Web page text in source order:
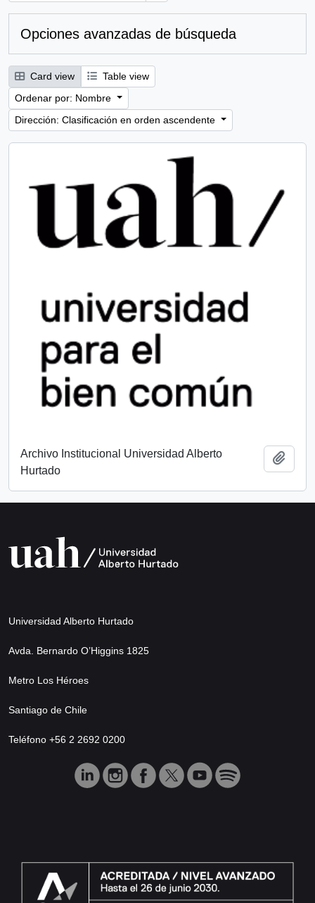
Opciones avanzadas de búsqueda
Card view
Table view
Ordenar por: Nombre
Dirección: Clasificación en orden ascendente
Archivo Institucional Universidad Alberto
Hurtado
Universidad Alberto Hurtado
Avda. Bernardo O’Higgins 1825
Metro Los Héroes
Santiago de Chile
Teléfono +56 2 2692 0200